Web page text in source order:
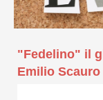
"Fedelino" il
Emilio Scauro